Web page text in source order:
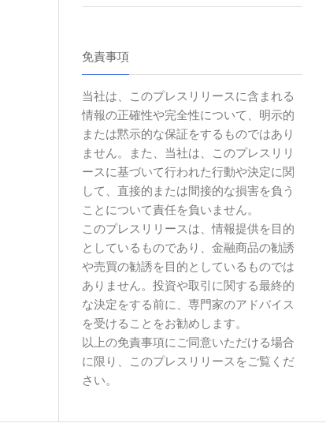
免責事項
当社は、このプレスリリースに含まれる
情報の正確性や完全性について、明示的
または黙示的な保証をするものではあり
ません。また、当社は、このプレスリリ
ースに基づいて行われた行動や決定に関
して、直接的または間接的な損害を負う
ことについて責任を負いません。
このプレスリリースは、情報提供を目的
としているものであり、金融商品の勧誘
や売買の勧誘を目的としているものでは
ありません。投資や取引に関する最終的
な決定をする前に、専門家のアドバイス
を受けることをお勧めします。
以上の免責事項にご同意いただける場合
に限り、このプレスリリースをご覧くだ
さい。